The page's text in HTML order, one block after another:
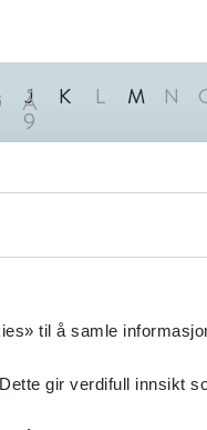
til å samle
gir verdifull innsikt
J K L M N
Å
9